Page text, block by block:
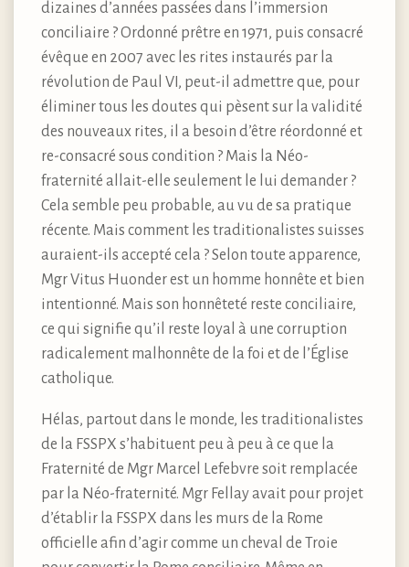
dizaines d’années passées dans l’immersion
conciliaire ? Ordonné prêtre en 1971, puis consacré
évêque en 2007 avec les rites instaurés par la
révolution de Paul VI, peut-il admettre que, pour
éliminer tous les doutes qui pèsent sur la validité
des nouveaux rites, il a besoin d’être réordonné et
re-consacré sous condition ? Mais la Néo-
fraternité allait-elle seulement le lui demander ?
Cela semble peu probable, au vu de sa pratique
récente. Mais comment les traditionalistes suisses
auraient-ils accepté cela ? Selon toute apparence,
Mgr Vitus Huonder est un homme honnête et bien
intentionné. Mais son honnêteté reste conciliaire,
ce qui signifie qu’il reste loyal à une corruption
radicalement malhonnête de la foi et de l’Église
catholique.
Hélas, partout dans le monde, les traditionalistes
de la FSSPX s’habituent peu à peu à ce que la
Fraternité de Mgr Marcel Lefebvre soit remplacée
par la Néo-fraternité. Mgr Fellay avait pour projet
d’établir la FSSPX dans les murs de la Rome
officielle afin d’agir comme un cheval de Troie